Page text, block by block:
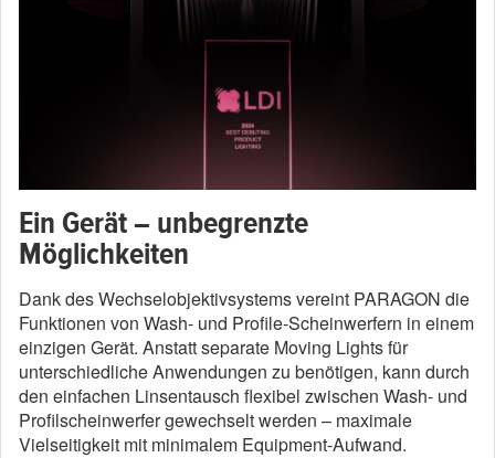
Ein Gerät – unbegrenzte
Möglichkeiten
Dank des Wechselobjektivsystems vereint PARAGON die
Funktionen von Wash- und Profile-Scheinwerfern in einem
einzigen Gerät. Anstatt separate Moving Lights für
unterschiedliche Anwendungen zu benötigen, kann durch
den einfachen Linsentausch flexibel zwischen Wash- und
Profilscheinwerfer gewechselt werden – maximale
Vielseitigkeit mit minimalem Equipment-Aufwand.